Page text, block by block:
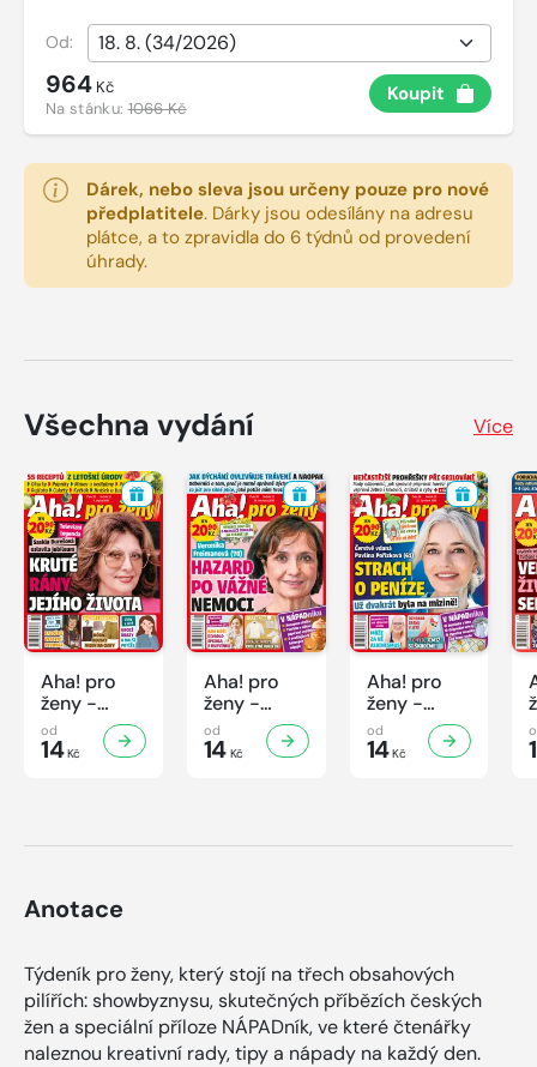
Od:
964 Kč
Na stánku:1066 Kč
Koupit
Dárek, nebo sleva jsou určeny pouze pro nové
předplatitele. Dárky jsou odesílány na adresu
plátce, a to zpravidla do 6 týdnů od provedení
úhrady.
Všechna vydání Více
Aha! pro
ženy -
32/2026
od
14Kč
Aha! pro
ženy -
31/2026
od
14Kč
Aha! pro
ženy -
30/2026
od
14Kč
Anotace
Týdeník pro ženy, který stojí na třech obsahových
pilířích: showbyznysu, skutečných příbězích českých
žen a speciální příloze NÁPADník, ve které čtenářky
naleznou kreativní rady, tipy a nápady na každý den.